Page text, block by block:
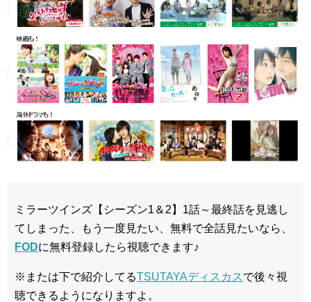
ミラーツインズ【シーズン1＆2】1話～最終話を見逃し
てしまった、もう一度見たい、無料で全話見たいなら、
FODに無料登録したら視聴できます♪
※または下で紹介してるTSUTAYAディスカスで後々視
聴できるようになりますよ。